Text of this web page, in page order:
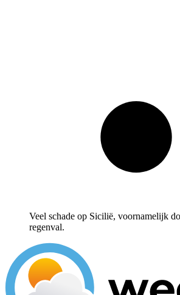
Veel schade op Sicilië, voornamelijk
regenval.